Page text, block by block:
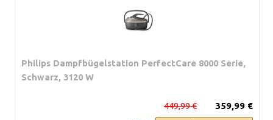
Philips Dampfbügelstation PerfectCare 8000 Serie,
Schwarz, 3120 W
359,99 €
449,99 €